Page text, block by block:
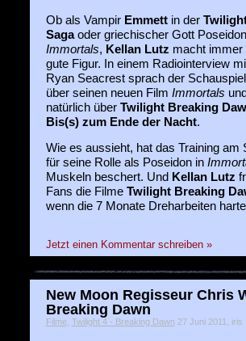
Ob als Vampir Emmett in der
Sagaoder griechischer Gott
Immortals, Kellan Lutz macht immer
gute Figur. In einem Radiointerview
Ryan Seacrest sprach der
über seinen neuen Film Immortals
natürlich über Twilight Breaking
Bis(s) zum Ende der Nacht.
Wie es aussieht, hat das Training am
für seine Rolle als Poseidon in
Muskeln beschert. Und Kellan Lutz
Fans die Filme Twilight Breaking
wenn die 7 Monate Dreharbeiten
Jetzt einen Kommentar schreiben »
New Moon Regisseur Chris
Breaking Dawn
Filme, Twilight 4 - Breaking Dawn27 Juni 2011, iris